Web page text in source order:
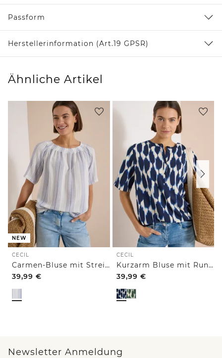
Passform
Herstellerinformation (Art.19 GPSR)
Ähnliche Artikel
NEW
CECIL
Carmen-Bluse mit Streifenmuster
39,99 €
CECIL
Kurzarm Bluse mit Rundhals und Print
39,99 €
Newsletter Anmeldung